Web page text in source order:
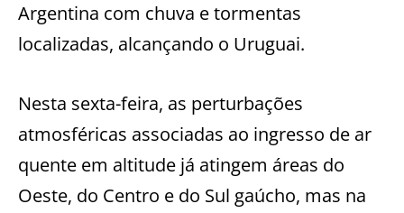
Argentina com chuva e tormentas
localizadas, alcançando o Uruguai.
Nesta sexta-feira, as perturbações
atmosféricas associadas ao ingresso de ar
quente em altitude já atingem áreas do
Oeste, do Centro e do Sul gaúcho, mas na